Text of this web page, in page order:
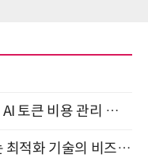
"AI 핀옵스 실전 세미나: 폭증하는 AI 토큰 비용 관리 전략" 8월 21일 개최
[올쇼TV] Gurobi와 함께 알아보는 최적화 기술의 비즈니스 활용 (8월 20일 생방송)